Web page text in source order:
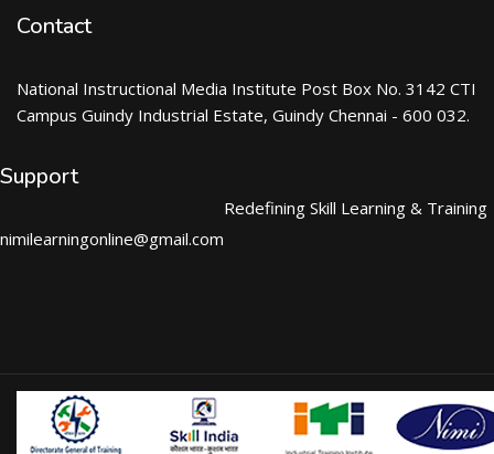
Contact
National Instructional Media Institute Post Box No. 3142 CTI
Campus Guindy Industrial Estate, Guindy Chennai - 600 032.
Support
nimilearningonline@gmail.com
Redefining Skill Learning & Training